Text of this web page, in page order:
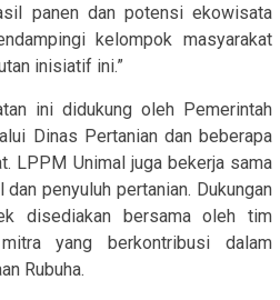
panen dan potensi ekowisata
kelompok masyarakat
inisiatif ini.”
ini didukung oleh Pemerintah
Dinas Pertanian dan beberapa
LPPM Unimal juga bekerja sama
penyuluh pertanian. Dukungan
disediakan bersama oleh tim
yang berkontribusi dalam
Rubuha.